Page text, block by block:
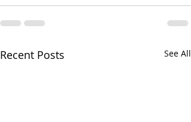
Recent Posts See All